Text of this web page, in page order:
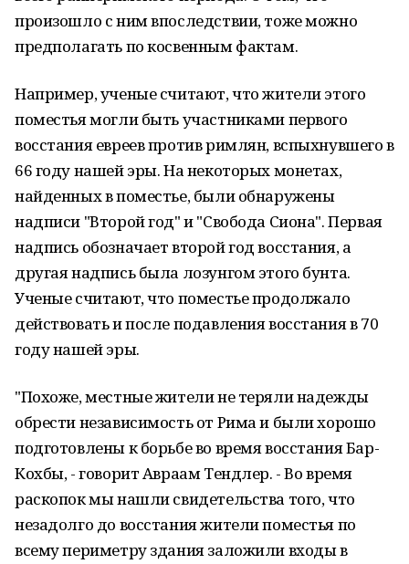
произошло с ним впоследствии, тоже можно
предполагать по косвенным фактам.
Например, ученые считают, что жители этого
поместья могли быть участниками первого
восстания евреев против римлян, вспыхнувшего в
66 году нашей эры. На некоторых монетах,
найденных в поместье, были обнаружены
надписи "Второй год" и "Свобода Сиона". Первая
надпись обозначает второй год восстания, а
другая надпись была лозунгом этого бунта.
Ученые считают, что поместье продолжало
действовать и после подавления восстания в 70
году нашей эры.
"Похоже, местные жители не теряли надежды
обрести независимость от Рима и были хорошо
подготовлены к борьбе во время восстания Бар-
Кохбы, - говорит Авраам Тендлер. - Во время
раскопок мы нашли свидетельства того, что
незадолго до восстания жители поместья по
всему периметру здания заложили входы в